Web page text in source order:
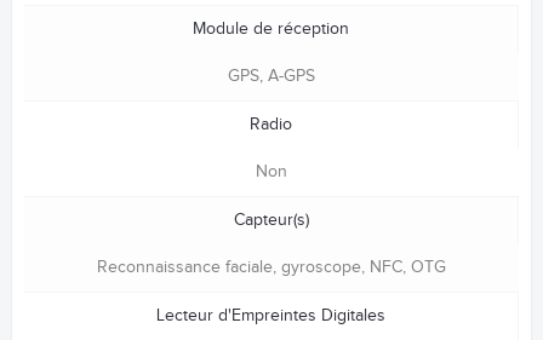
Module de réception
GPS, A-GPS
Radio
Non
Capteur(s)
Reconnaissance faciale, gyroscope, NFC, OTG
Lecteur d'Empreintes Digitales